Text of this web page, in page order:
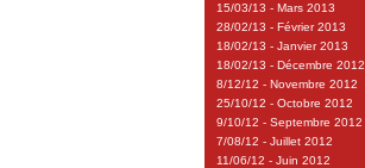
15/03/13 - Mars 2013
28/02/13 - Février 2013
18/02/13 - Janvier 2013
18/02/13 - Décembre 2012
8/12/12 - Novembre 2012
25/10/12 - Octobre 2012
9/10/12 - Septembre 2012
7/08/12 - Juillet 2012
11/06/12 - Juin 2012